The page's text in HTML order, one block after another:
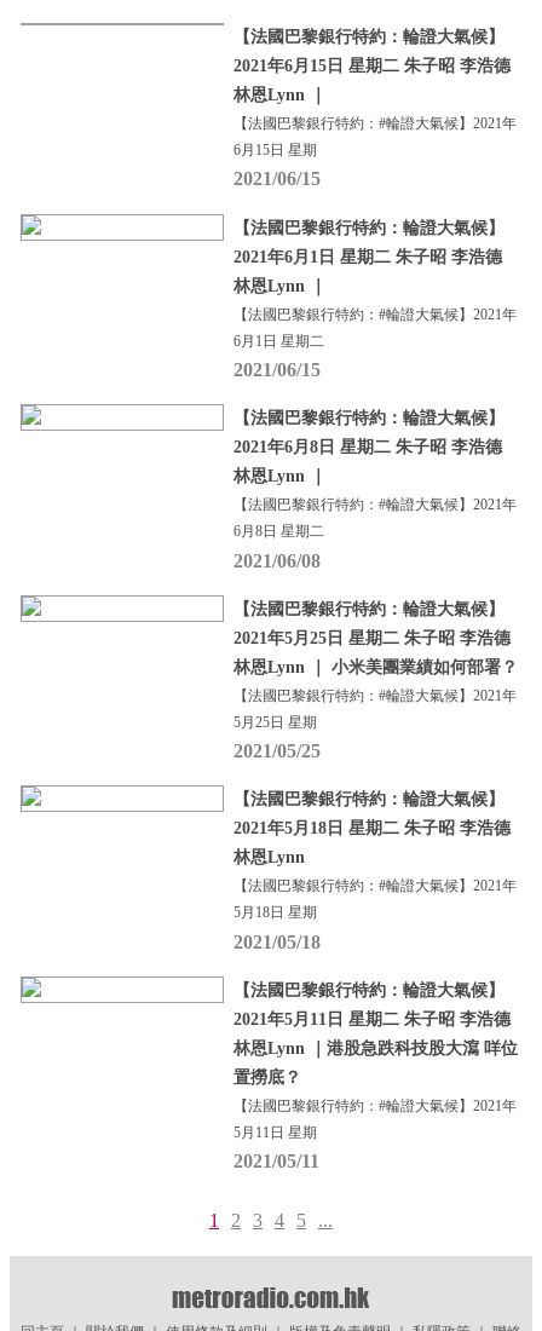
【法國巴黎銀行特約：輪證大氣候】
2021年6月15日 星期二 朱子昭 李浩德
林恩Lynn ｜
【法國巴黎銀行特約：#輪證大氣候】2021年
6月15日 星期
2021/06/15
【法國巴黎銀行特約：輪證大氣候】
2021年6月1日 星期二 朱子昭 李浩德
林恩Lynn ｜
【法國巴黎銀行特約：#輪證大氣候】2021年
6月1日 星期二
2021/06/15
【法國巴黎銀行特約：輪證大氣候】
2021年6月8日 星期二 朱子昭 李浩德
林恩Lynn ｜
【法國巴黎銀行特約：#輪證大氣候】2021年
6月8日 星期二
2021/06/08
【法國巴黎銀行特約：輪證大氣候】
2021年5月25日 星期二 朱子昭 李浩德
林恩Lynn ｜ 小米美團業績如何部署？
【法國巴黎銀行特約：#輪證大氣候】2021年
5月25日 星期
2021/05/25
【法國巴黎銀行特約：輪證大氣候】
2021年5月18日 星期二 朱子昭 李浩德
林恩Lynn
【法國巴黎銀行特約：#輪證大氣候】2021年
5月18日 星期
2021/05/18
【法國巴黎銀行特約：輪證大氣候】
2021年5月11日 星期二 朱子昭 李浩德
林恩Lynn ｜港股急跌科技股大瀉 咩位
置撈底？
【法國巴黎銀行特約：#輪證大氣候】2021年
5月11日 星期
2021/05/11
1 2 3 4 5 ...